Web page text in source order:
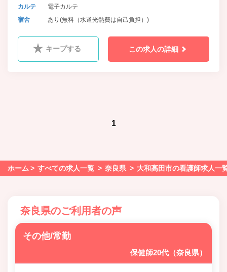
カルテ
電子カルテ
宿舎
あり(無料（水道光熱費は自己負担）)
キープする この求人の詳細
1
ホーム すべての求人一覧 奈良県 大和高田市の看護師求人一
奈良県のご利用者の声
その他/常勤
保健師20代（奈良県）